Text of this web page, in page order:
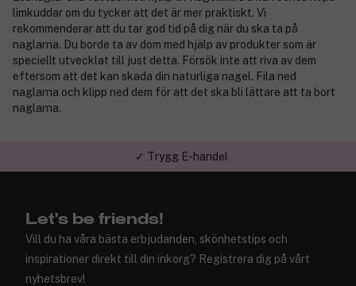
limkuddar om du tycker att det är mer praktiskt. Vi
rekommenderar att du tar god tid på dig när du ska ta på
naglarna. Du borde ta av dom med hjälp av produkter som är
speciellt utvecklat till just detta. Försök inte att riva av dem
eftersom att det kan skada din naturliga nagel. Fila ned
naglarna och klipp ned dem för att det ska bli lättare att ta bort
naglarna.
✓ Trygg E-handel
Let's be friends!
Vill du ha våra bästa erbjudanden, skönhetstips och
inspirationer direkt till din inkorg? Registrera dig på vårt
nyhetsbrev!